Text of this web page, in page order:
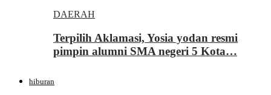
DAERAH
Terpilih Aklamasi, Yosia yodan resmi
pimpin alumni SMA negeri 5 Kota…
hiburan